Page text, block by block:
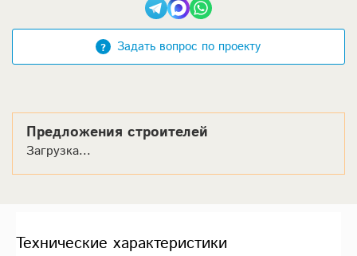
Задать вопрос по проекту
Предложения строителей
Загрузка...
Технические характеристики